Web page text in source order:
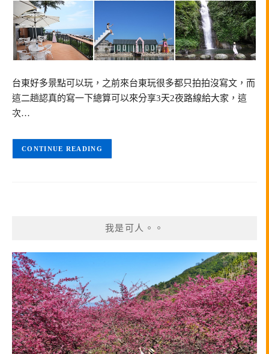
台東好多景點可以玩，之前來台東玩很多都只拍拍沒寫文，而
這二趟認真的寫一下總算可以來分享3天2夜路線給大家，這
次…
CONTINUE READING
我是可人。。